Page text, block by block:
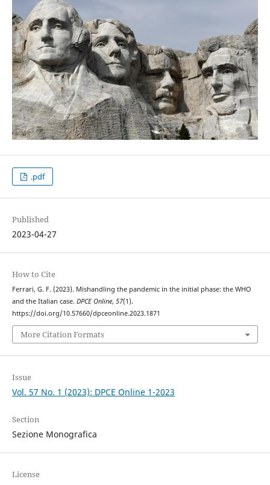
.pdf
Published
2023-04-27
How to Cite
Ferrari, G. F. (2023). Mishandling the pandemic in the initial phase: the WHO
and the Italian case. DPCE Online, 57(1).
https://doi.org/10.57660/dpceonline.2023.1871
More Citation Formats
Issue
Vol. 57 No. 1 (2023): DPCE Online 1-2023
Section
Sezione Monografica
License